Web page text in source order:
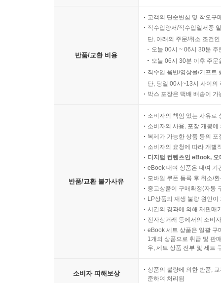
반품/교환 비용
고객의 단순변심 및 착오구
직수입양서/직수입일서중
단, 아래의 주문/취소 조건
오늘 00시 ~ 06시 30분
오늘 06시 30분 이후 주
직수입 음반/영상물/기프트
단, 당일 00시~13시 사이의
박스 포장은 택배 배송이
반품/교환 불가사유
소비자의 책임 있는 사유로
소비자의 사용, 포장 개봉
복제가 가능한 상품 등의
소비자의 요청에 따라 개별
디지털 컨텐츠인 eBook,
eBook 대여 상품은 대여 기
모바일 쿠폰 등록 후 취소/
중고상품이 구매확정(자동
LP상품의 재생 불량 원인
시간의 경과에 의해 재판매
전자상거래 등에서의 소비
eBook 세트 상품은 일괄 구
1개의 상품으로 취급 및 판
우, 세트 상품 전부 및 세트
소비자 피해보상
상품의 불량에 의한 반품,
준하여 처리됨